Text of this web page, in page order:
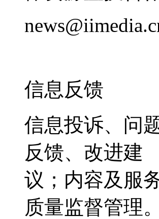
信息反馈
信息投诉、问
反馈、改进建
议；内容及服
质量监督管理。